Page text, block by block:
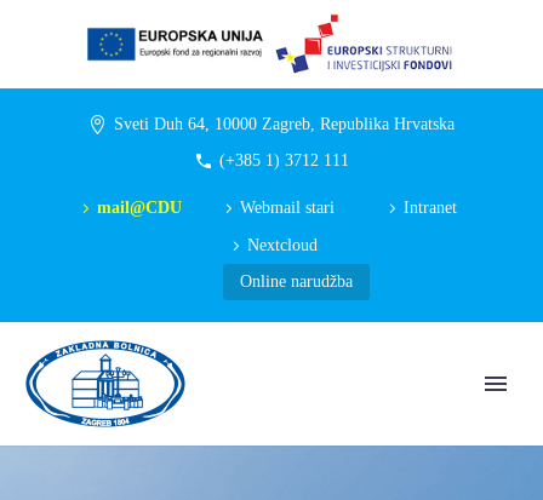
Sveti Duh 64, 10000 Zagreb, Republika Hrvatska
(+385 1) 3712 111
mail@CDU Webmail stari Intranet
Nextcloud
Online narudžba